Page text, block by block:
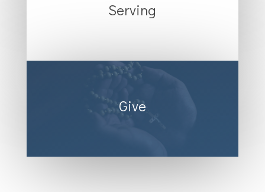
Serving
Give